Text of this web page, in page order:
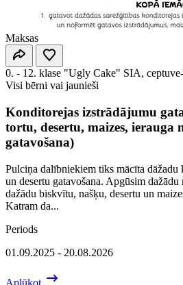
Maksas
0. - 12. klase "Ugly Cake" SIA,
Visi bērni vai jaunieši
Konditorejas izstrādājumu
tortu, desertu, maizes, ierauga
gatavošana)
Pulciņa dalībniekiem tiks mācīta dāžadu
un desertu gatavošana. Apgūsim
dažādu biskvītu, našķu, desertu un
Katram da...
Periods
01.09.2025 - 20.08.2026
Aplūkot